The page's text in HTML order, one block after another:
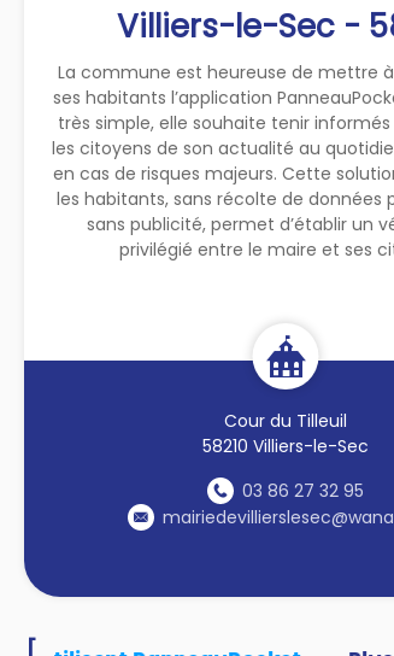
Villiers-le-Sec -
La commune est heureuse de mettre
ses habitants l’application
très simple, elle souhaite tenir
les citoyens de son actualité au
en cas de risques majeurs. Cette
les habitants, sans récolte de données
sans publicité, permet d’établir un
privilégié entre le maire et ses
Cour du Tilleuil
58210 Villiers-le-Sec
03 86 27 32 95